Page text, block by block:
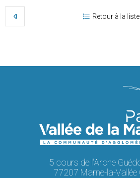
Retour à la liste
5 cours de l'Arche
77207 Marne-la-Vallée